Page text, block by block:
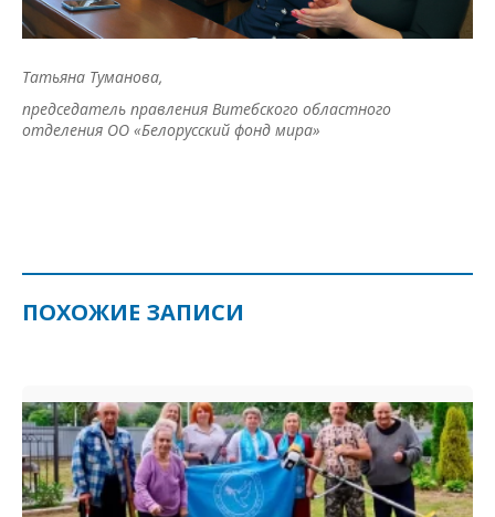
Татьяна Туманова,
председатель правления Витебского областного
отделения ОО «Белорусский фонд мира»
ПОХОЖИЕ ЗАПИСИ